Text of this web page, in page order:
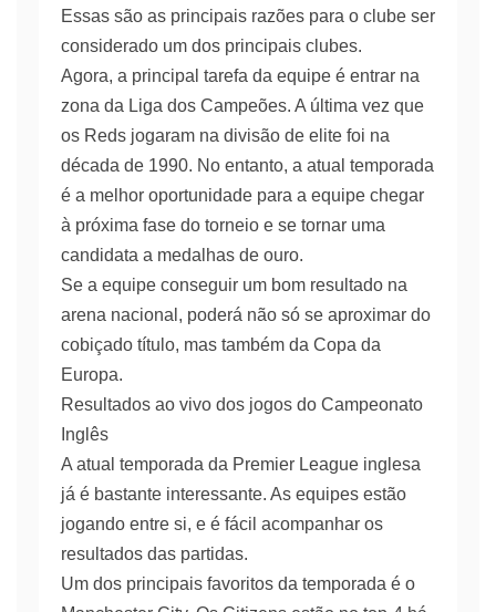
Essas são as principais razões para o clube ser
considerado um dos principais clubes.
Agora, a principal tarefa da equipe é entrar na
zona da Liga dos Campeões. A última vez que
os Reds jogaram na divisão de elite foi na
década de 1990. No entanto, a atual temporada
é a melhor oportunidade para a equipe chegar
à próxima fase do torneio e se tornar uma
candidata a medalhas de ouro.
Se a equipe conseguir um bom resultado na
arena nacional, poderá não só se aproximar do
cobiçado título, mas também da Copa da
Europa.
Resultados ao vivo dos jogos do Campeonato
Inglês
A atual temporada da Premier League inglesa
já é bastante interessante. As equipes estão
jogando entre si, e é fácil acompanhar os
resultados das partidas.
Um dos principais favoritos da temporada é o